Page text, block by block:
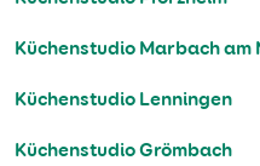
Küchenstudio Marbach am
Küchenstudio Lenningen
Küchenstudio Grömbach